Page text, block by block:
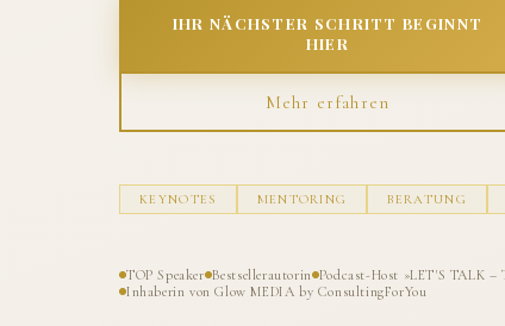
IHR NÄCHSTER SCHRITT BEGINNT
HIER
Mehr erfahren
KEYNOTES MENTORING BERATUNG
TOP Speaker Bestsellerautorin Podcast-Host »LET'S TALK –
Inhaberin von Glow MEDIA by ConsultingForYou